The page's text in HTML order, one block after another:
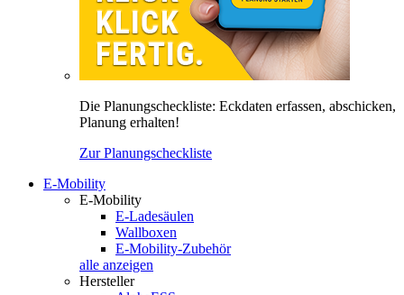
Die Planungscheckliste: Eckdaten erfassen, abschicken,
Planung erhalten!
Zur Planungscheckliste
E-Mobility
E-Mobility
E-Ladesäulen
Wallboxen
E-Mobility-Zubehör
alle anzeigen
Hersteller